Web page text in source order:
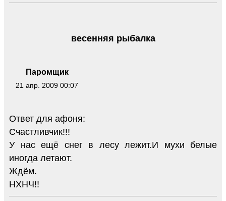
Паромщик
21 апр. 2009 00:07
весенняя рыбалка
Ответ для афоня:
Счастливчик!!!
У нас ещё снег в лесу лежит.И мухи белые
иногда летают.
Ждём.
НХНЧ!!